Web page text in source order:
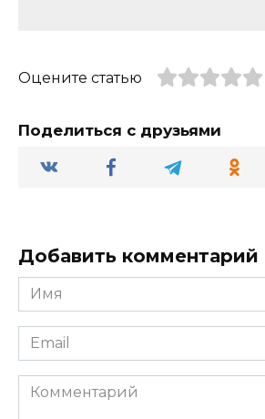
Оцените статью
Поделиться с друзьями
Добавить комментарий
Имя
*
Email
*
Комментарий